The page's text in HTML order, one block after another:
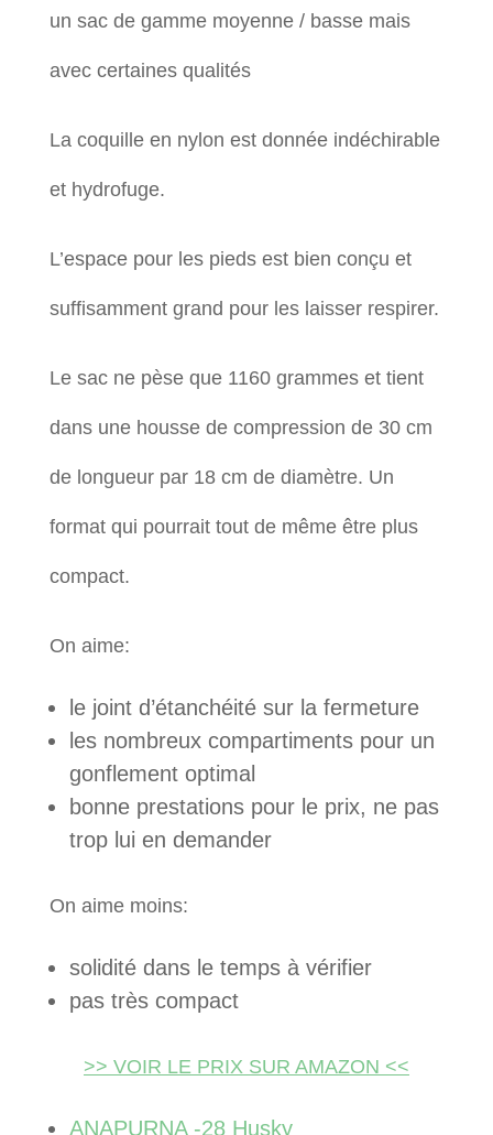
un sac de gamme moyenne / basse mais
avec certaines qualités
La coquille en nylon est donnée indéchirable
et hydrofuge.
L’espace pour les pieds est bien conçu et
suffisamment grand pour les laisser respirer.
Le sac ne pèse que 1160 grammes et tient
dans une housse de compression de 30 cm
de longueur par 18 cm de diamètre. Un
format qui pourrait tout de même être plus
compact.
On aime:
le joint d’étanchéité sur la fermeture
les nombreux compartiments pour un
gonflement optimal
bonne prestations pour le prix, ne pas
trop lui en demander
On aime moins:
solidité dans le temps à vérifier
pas très compact
>> VOIR LE PRIX SUR AMAZON <<
ANAPURNA -28 Husky